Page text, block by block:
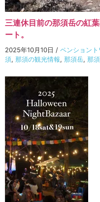
三連休目前の那須岳の紅
ート。
2025年10月10日 / ペンショント
須, 那須の観光情報, 那須岳, 那